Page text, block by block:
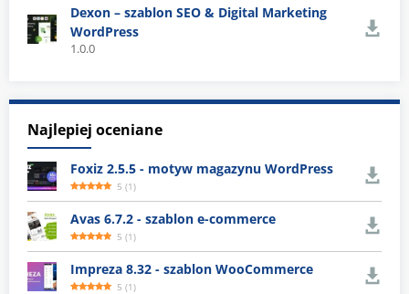
Dexon – szablon SEO & Digital Marketing
WordPress
1.0.0
Najlepiej oceniane
Foxiz 2.5.5 - motyw magazynu WordPress
5 (1)
Avas 6.7.2 - szablon e-commerce
5 (1)
Impreza 8.32 - szablon WooCommerce
5 (1)